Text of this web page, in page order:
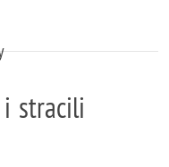
stracili